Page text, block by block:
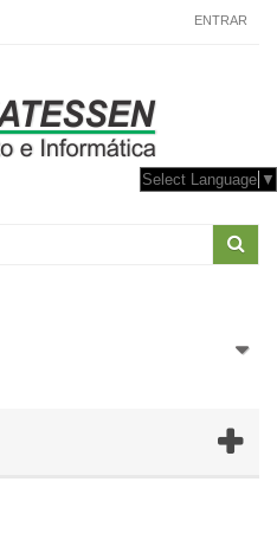
ENTRAR
Select Language ▼